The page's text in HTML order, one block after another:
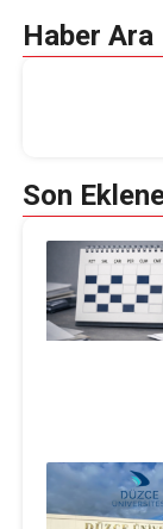
Haber Ara
Son